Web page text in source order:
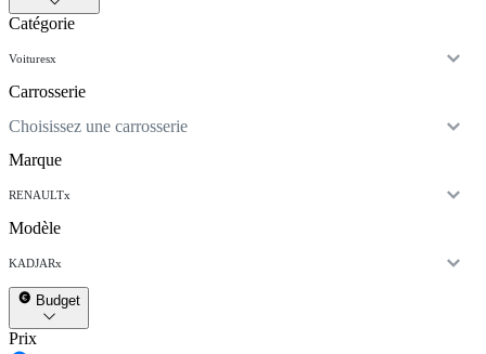
Catégorie
Voituresx
Carrosserie
Choisissez une carrosserie
Marque
RENAULTx
Modèle
KADJARx
Budget
Prix